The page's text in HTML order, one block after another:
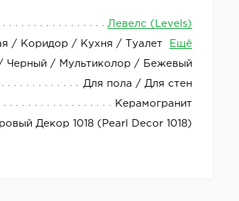
Левелс (Levels)
/ Коридор / Кухня / Туалет Ещё
Черный / Мультиколор / Бежевый
Для пола / Для стен
Керамогранит
Декор 1018 (Pearl Decor 1018)
имеет размер 20x20 см. Страна